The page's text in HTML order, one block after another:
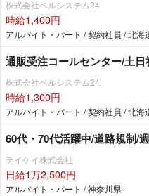
株式会社ベルシステム24
時給1,400円
アルバイト・パート / 契約社員 / 北海
通販受注コールセンター/土
株式会社ベルシステム24
時給1,300円
アルバイト・パート / 契約社員 / 北海
60代・70代活躍中/道路規制/
テイケイ株式会社
日給1万2,500円
アルバイト・パート / 神奈川県